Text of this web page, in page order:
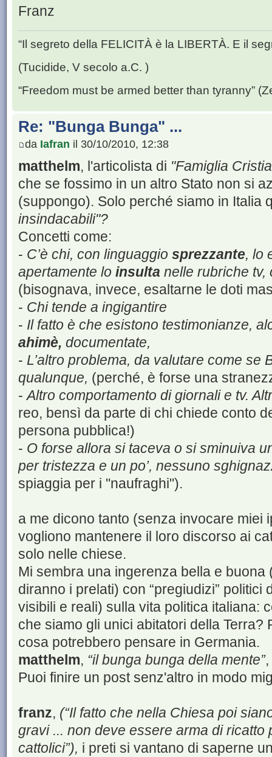
Franz
“Il segreto della FELICITÀ è la LIBERTÀ. E il
(Tucidide, V secolo a.C. )
“Freedom must be armed better than tyranny”
Re: "Bunga Bunga" ...
da Iafran il 30/10/2010, 12:38
matthelm, l'articolista di "Famiglia
che se fossimo in un altro Stato non si
(suppongo). Solo perché siamo in Italia
insindacabili"?
Concetti come:
- C’è chi, con linguaggio sprezzante, lo
apertamente lo insulta nelle rubriche
(bisognava, invece, esaltarne le doti
- Chi tende a ingigantire
- Il fatto è che esistono testimonianze,
ahimè, documentate,
- L’altro problema, da valutare come se
qualunque, (perché, è forse una
-Altro comportamento di giornali e tv.
reo, bensì da parte di chi chiede conto
persona pubblica!)
- O forse allora si taceva o si sminuiva
per tristezza e un po’, nessuno
spiaggia per i "naufraghi").
a me dicono tanto (senza invocare miei
vogliono mantenere il loro discorso ai
solo nelle chiese.
Mi sembra una ingerenza bella e buona
diranno i prelati) con “pregiudizi” politici
visibili e reali) sulla vita politica italiana:
che siamo gli unici abitatori della Terra?
cosa potrebbero pensare in Germania.
matthelm, “il bunga bunga della mente”,
Puoi finire un post senz'altro in modo
franz, (“Il fatto che nella Chiesa poi
gravi ... non deve essere arma di ricatto
cattolici”), i preti si vantano di saperne